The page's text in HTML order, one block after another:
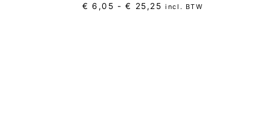
€ 6,05 - € 25,25 Prijsklasse:
incl. BTW